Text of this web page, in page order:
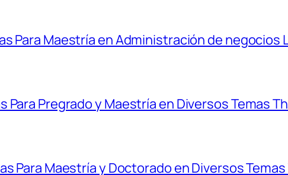
Para Maestría en Administración de negocios
Para Pregrado y Maestría en Diversos Temas
Para Maestría y Doctorado en Diversos